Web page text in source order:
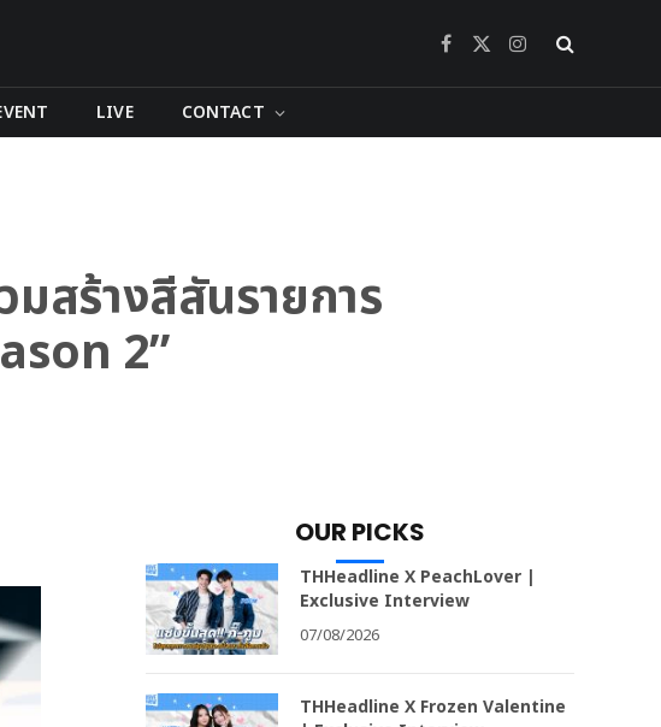
Facebook
X
Instagram
LIVE CONTACT
สร้างสีสันรายการ
2”
OUR PICKS
THHeadline X PeachLover |
Exclusive Interview
07/08/2026
THHeadline X Frozen Valentine